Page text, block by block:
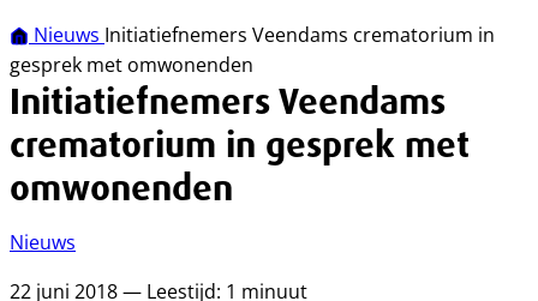
Nieuws Initiatiefnemers Veendams crematorium in
gesprek met omwonenden
Initiatiefnemers Veendams
crematorium in gesprek met
omwonenden
Nieuws
22 juni 2018 — Leestijd: 1 minuut